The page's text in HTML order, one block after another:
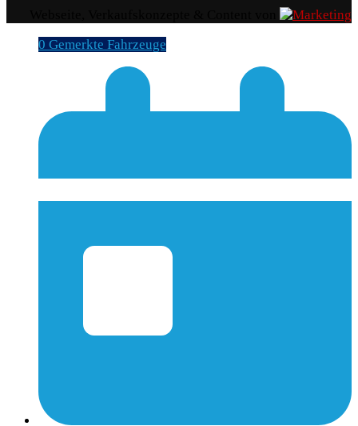
0 Gemerkte Fahrzeuge